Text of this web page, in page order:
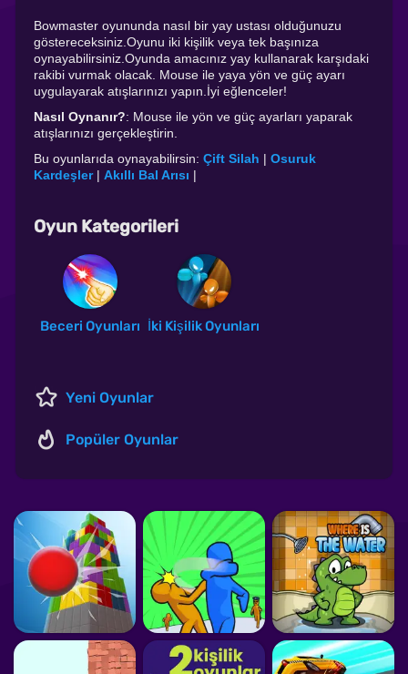
Bowmaster oyununda nasıl bir yay ustası olduğunuzu
göstereceksiniz.Oyunu iki kişilik veya tek başınıza
oynayabilirsiniz.Oyunda amacınız yay kullanarak karşıdaki
rakibi vurmak olacak. Mouse ile yaya yön ve güç ayarı
uygulayarak atışlarınızı yapın.İyi eğlenceler!
Nasıl Oynanır?: Mouse ile yön ve güç ayarları yaparak
atışlarınızı gerçekleştirin.
Bu oyunlarıda oynayabilirsin: Çift Silah | Osuruk
Kardeşler| Akıllı Bal Arısı |
Oyun Kategorileri
Beceri Oyunları İki Kişilik Oyunları
Yeni Oyunlar
Popüler Oyunlar